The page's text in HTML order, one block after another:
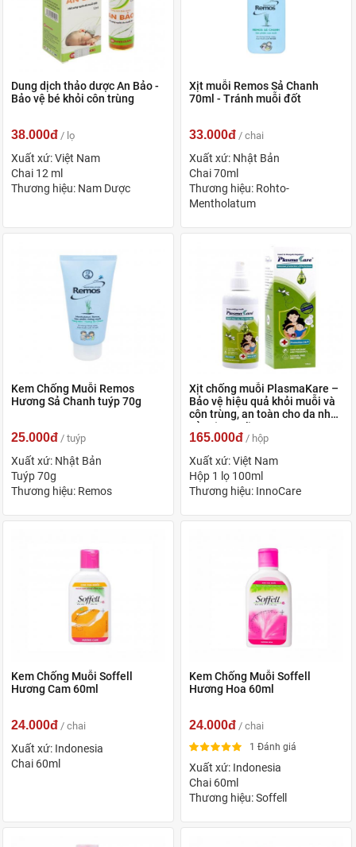
Dung dịch thảo dược An Bảo -
Bảo vệ bé khỏi côn trùng
38.000đ / lọ
Xuất xứ: Việt Nam
Chai 12 ml
Thương hiệu: Nam Dược
Xịt muỗi Remos Sả Chanh
70ml - Tránh muỗi đốt
33.000đ / chai
Xuất xứ: Nhật Bản
Chai 70ml
Thương hiệu: Rohto-
Mentholatum
Kem Chống Muỗi Remos
Hương Sả Chanh tuýp 70g
25.000đ / tuýp
Xuất xứ: Nhật Bản
Tuýp 70g
Thương hiệu: Remos
Xịt chống muỗi PlasmaKare –
Bảo vệ hiệu quả khỏi muỗi và
côn trùng, an toàn cho da nhạy
cảm (100ml)
165.000đ / hộp
Xuất xứ: Việt Nam
Hộp 1 lọ 100ml
Thương hiệu: InnoCare
Kem Chống Muỗi Soffell
Hương Cam 60ml
24.000đ / chai
Xuất xứ: Indonesia
Chai 60ml
Kem Chống Muỗi Soffell
Hương Hoa 60ml
24.000đ / chai
1 Đánh giá
Xuất xứ: Indonesia
Chai 60ml
Thương hiệu: Soffell